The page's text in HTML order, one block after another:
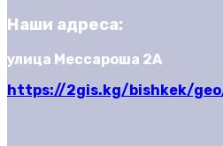
Наши адреса:
улица Мессароша 2А
https://2gis.kg/bishkek/